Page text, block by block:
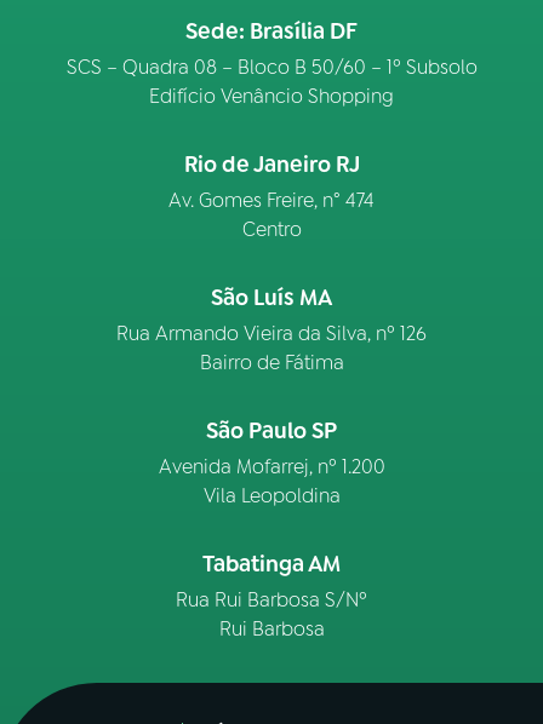
Sede: Brasília DF
SCS – Quadra 08 – Bloco B 50/60 – 1º Subsolo
Edifício Venâncio Shopping
Rio de Janeiro RJ
Av. Gomes Freire, n° 474
Centro
São Luís MA
Rua Armando Vieira da Silva, nº 126
Bairro de Fátima
São Paulo SP
Avenida Mofarrej, nº 1.200
Vila Leopoldina
Tabatinga AM
Rua Rui Barbosa S/Nº
Rui Barbosa